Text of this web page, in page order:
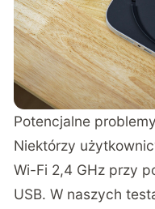
Potencjalne problemy
Niektórzy
Wi-Fi 2,4 GHz przy
USB. W naszych